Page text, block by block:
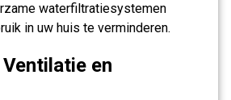
waterfiltratiesystemen
in uw huis te verminderen.
en